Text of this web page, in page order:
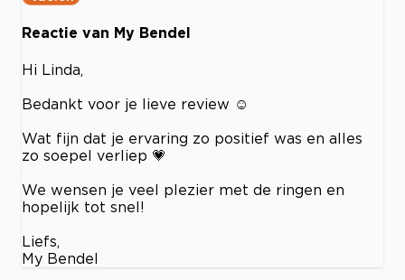
Reactie van My Bendel
Hi Linda,
Bedankt voor je lieve review ☺️
Wat fijn dat je ervaring zo positief was en alles
zo soepel verliep 💗
We wensen je veel plezier met de ringen en
hopelijk tot snel!
Liefs,
My Bendel